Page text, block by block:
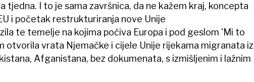
tjedna. I to je sama završnica, da ne kažem kraj, koncepta
i početak restrukturiranja nove Unije
te temelje na kojima počiva Europa i pod geslom 'Mi to
otvorila vrata Njemačke i cijele Unije rijekama migranata iz
Afganistana, bez dokumenata, s izmišljenim i lažnim